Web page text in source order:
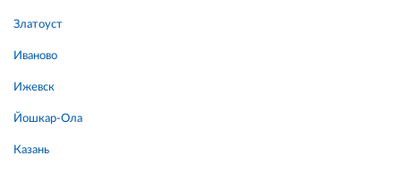
Златоуст
Иваново
Ижевск
Йошкар-Ола
Казань